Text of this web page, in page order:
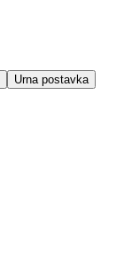
Urna postavka